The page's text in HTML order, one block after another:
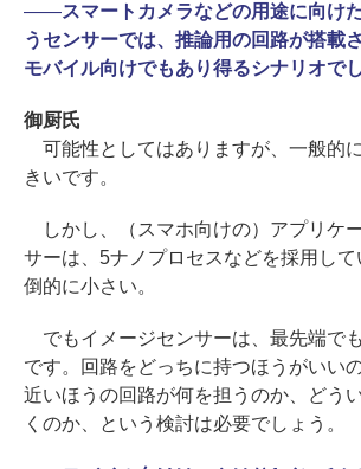
――スマートカメラなどの用途に向け
うセンサーでは、推論用の回路が搭載
モバイル向けでもあり得るシナリオでし
御厨氏
可能性としてはありますが、一般的
きいです。
しかし、（スマホ向けの）アプリケ
サーは、5ナノプロセスなどを採用し
倒的に小さい。
でもイメージセンサーは、最先端で
です。回路をどっちに持つほうがいい
近いほうの回路が何を担うのか、どう
くのか、という検討は必要でしょう。